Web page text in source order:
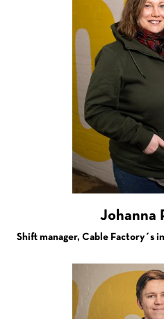
Johanna
Shift manager, Cable Factory´s